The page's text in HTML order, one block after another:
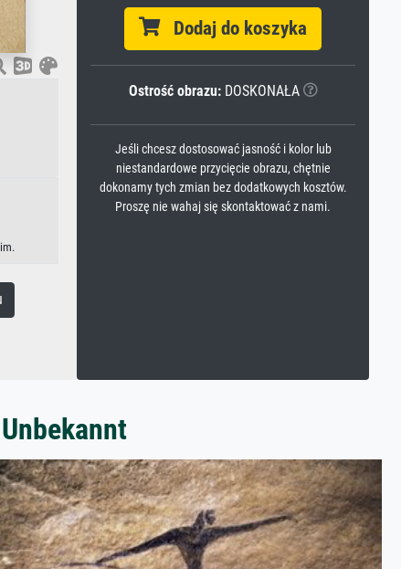
Dodaj do koszyka
Ostrość obrazu:DOSKONAŁA
Jeśli chcesz dostosować jasność i kolor lub
niestandardowe przycięcie obrazu, chętnie
dokonamy tych zmian bez dodatkowych kosztów.
Proszę nie wahaj się skontaktować z nami.